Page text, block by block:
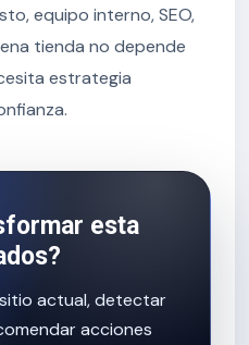
equipo interno, SEO,
tienda no depende
estrategia
esta
actual, detectar
acciones